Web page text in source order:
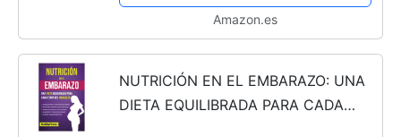
Amazon.es
NUTRICIÓN EN EL EMBARAZO: UNA
DIETA EQUILIBRADA PARA CADA